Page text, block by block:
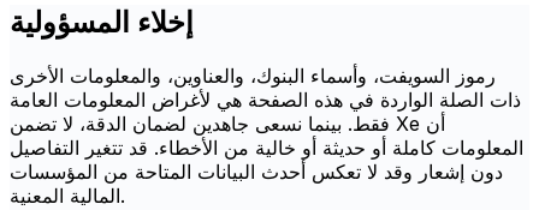
إخلاء المسؤولية
رموز السويفت، وأسماء البنوك، والعناوين، والمعلومات الأخرى
ذات الصلة الواردة في هذه الصفحة هي لأغراض المعلومات العامة
فقط. بينما نسعى جاهدين لضمان الدقة، لا تضمن Xe أن
المعلومات كاملة أو حديثة أو خالية من الأخطاء. قد تتغير التفاصيل
دون إشعار وقد لا تعكس أحدث البيانات المتاحة من المؤسسات
المالية المعنية.